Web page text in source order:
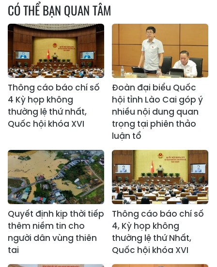
CÓ THỂ BẠN QUAN TÂM
Thông cáo báo chí số
4 Kỳ họp không
thường lệ thứ nhất,
Quốc hội khóa XVI
Đoàn đại biểu Quốc
hội tỉnh Lào Cai góp ý
nhiều nội dung quan
trọng tại phiên thảo
luận tổ
Quyết định kịp thời tiếp
thêm niềm tin cho
người dân vùng thiên
tai
Thông cáo báo chí số
4, Kỳ họp không
thường lệ thứ Nhất,
Quốc hội khóa XVI